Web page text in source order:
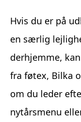
Hvis du er på
en særlig
derhjemme,
fra føtex, Bilka
om du leder
nytårsmenu